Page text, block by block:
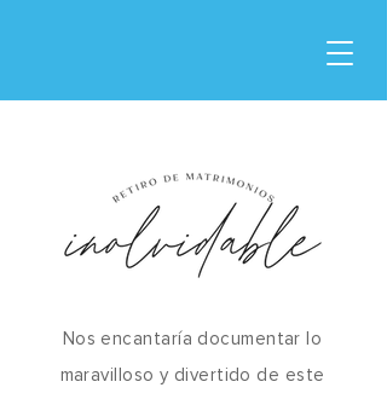
Nos encantaría documentar lo
maravilloso y divertido de este